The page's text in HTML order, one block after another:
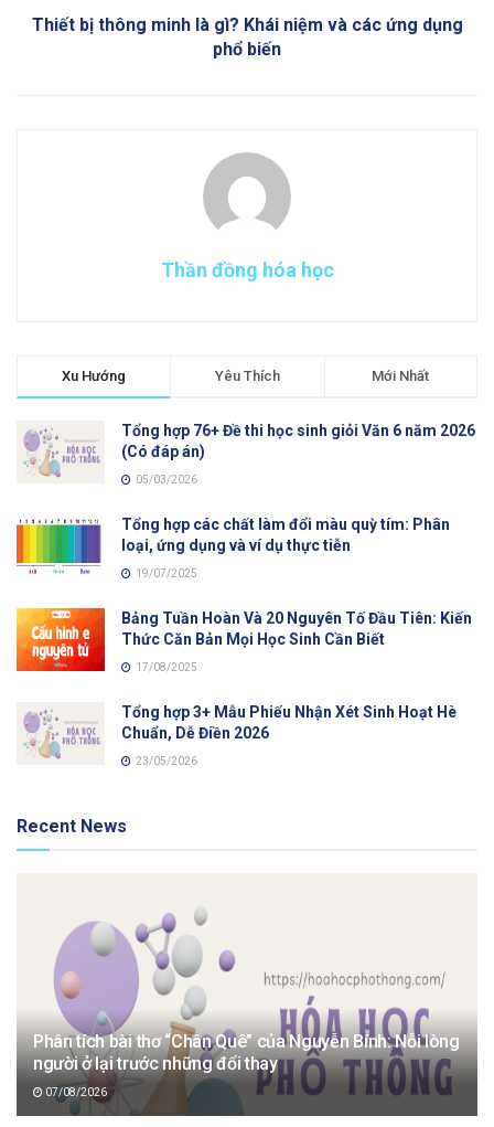
Thiết bị thông minh là gì? Khái niệm và các ứng dụng
phổ biến
Thần đồng hóa học
Xu Hướng Yêu Thích Mới Nhất
Tổng hợp 76+ Đề thi học sinh giỏi Văn 6 năm 2026
(Có đáp án)
05/03/2026
Tổng hợp các chất làm đổi màu quỳ tím: Phân
loại, ứng dụng và ví dụ thực tiễn
19/07/2025
Bảng Tuần Hoàn Và 20 Nguyên Tố Đầu Tiên: Kiến
Thức Căn Bản Mọi Học Sinh Cần Biết
17/08/2025
Tổng hợp 3+ Mẫu Phiếu Nhận Xét Sinh Hoạt Hè
Chuẩn, Dễ Điền 2026
23/05/2026
Recent News
Phân tích bài thơ “Chân Quê” của Nguyễn Bính: Nỗi lòng
người ở lại trước những đổi thay
07/08/2026